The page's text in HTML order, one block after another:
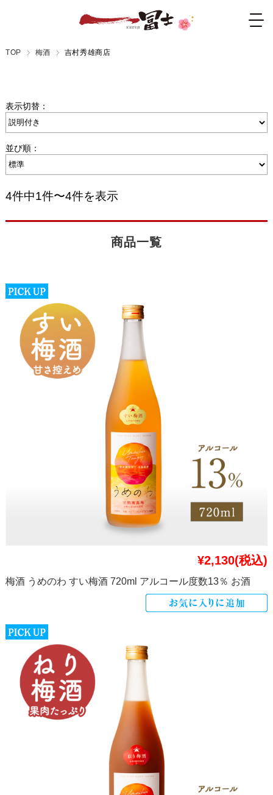
TOP 梅酒 吉村秀雄商店
表示切替：
並び順：
4件中1件〜4件を表示
商品一覧
¥2,130(税込)
梅酒 うめのわ すい梅酒 720ml アルコール度数13％ お酒